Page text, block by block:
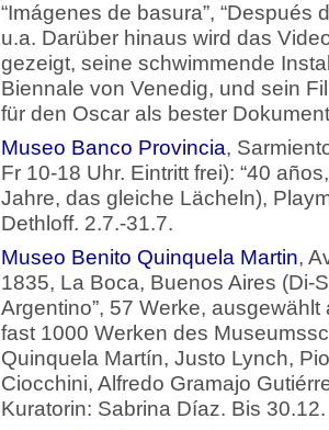
“Imágenes de basura”, “Después
u.a. Darüber hinaus wird das
gezeigt, seine schwimmende
Biennale von Venedig, und sein
für den Oscar als bester
Museo Banco Provincia,
Fr 10-18 Uhr. Eintritt frei): “40
Jahre, das gleiche Lächeln),
Dethloff. 2.7.-31.7.
Museo Benito Quinquela Martin,
1835, La Boca, Buenos Aires (Di-
Argentino”, 57 Werke,
fast 1000 Werken des
Quinquela Martín, Justo Lynch,
Ciocchini, Alfredo Gramajo
Kuratorin: Sabrina Díaz. Bis 30.12.